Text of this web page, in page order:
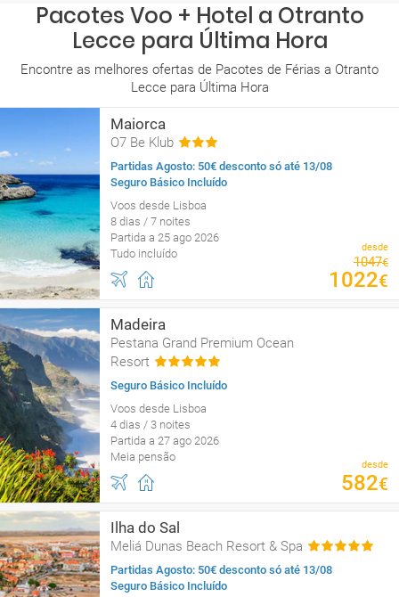
Pacotes Voo + Hotel a Otranto
Lecce para Última Hora
Encontre as melhores ofertas de Pacotes de Férias a Otranto
Lecce para Última Hora
Maiorca
O7 Be Klub
Partidas Agosto: 50€ desconto só até 13/08
Seguro Básico Incluído
Voos desde Lisboa
8 dias / 7 noites
Partida a 25 ago 2026
Tudo incluído
desde
1047€
1022€
Madeira
Pestana Grand Premium Ocean
Resort
Seguro Básico Incluído
Voos desde Lisboa
4 dias / 3 noites
Partida a 27 ago 2026
Meia pensão
desde
582€
Ilha do Sal
Meliá Dunas Beach Resort & Spa
Partidas Agosto: 50€ desconto só até 13/08
Seguro Básico Incluído